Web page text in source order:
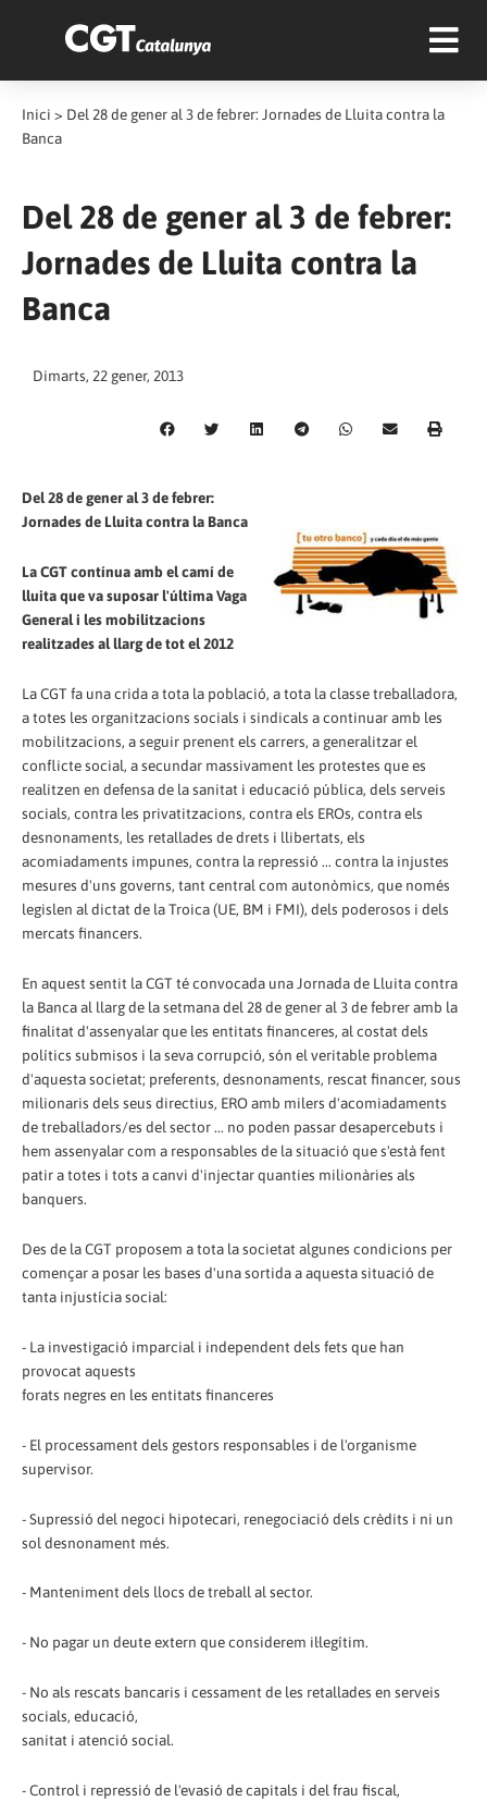
Inici > Del 28 de gener al 3 de febrer: Jornades de Lluita contra la
Banca
Del 28 de gener al 3 de febrer:
Jornades de Lluita contra la
Banca
Dimarts, 22 gener, 2013
Del 28 de gener al 3 de febrer:
Jornades de Lluita contra la Banca
La CGT contínua amb el camí de
lluita que va suposar l'última Vaga
General i les mobilitzacions
realitzades al llarg de tot el 2012
La CGT fa una crida a tota la població, a tota la classe treballadora,
a totes les organitzacions socials i sindicals a continuar amb les
mobilitzacions, a seguir prenent els carrers, a generalitzar el
conflicte social, a secundar massivament les protestes que es
realitzen en defensa de la sanitat i educació pública, dels serveis
socials, contra les privatitzacions, contra els EROs, contra els
desnonaments, les retallades de drets i llibertats, els
acomiadaments impunes, contra la repressió ... contra la injustes
mesures d'uns governs, tant central com autonòmics, que només
legislen al dictat de la Troica (UE, BM i FMI), dels poderosos i dels
mercats financers.
En aquest sentit la CGT té convocada una Jornada de Lluita contra
la Banca al llarg de la setmana del 28 de gener al 3 de febrer amb la
finalitat d'assenyalar que les entitats financeres, al costat dels
polítics submisos i la seva corrupció, són el veritable problema
d'aquesta societat; preferents, desnonaments, rescat financer, sous
milionaris dels seus directius, ERO amb milers d'acomiadaments
de treballadors/es del sector ... no poden passar desapercebuts i
hem assenyalar com a responsables de la situació que s'està fent
patir a totes i tots a canvi d'injectar quanties milionàries als
banquers.
Des de la CGT proposem a tota la societat algunes condicions per
començar a posar les bases d'una sortida a aquesta situació de
tanta injustícia social:
- La investigació imparcial i independent dels fets que han
provocat aquests
forats negres en les entitats financeres
- El processament dels gestors responsables i de l'organisme
supervisor.
- Supressió del negoci hipotecari, renegociació dels crèdits i ni un
sol desnonament més.
- Manteniment dels llocs de treball al sector.
- No pagar un deute extern que considerem il·legítim.
- No als rescats bancaris i cessament de les retallades en serveis
socials, educació,
sanitat i atenció social.
- Control i repressió de l'evasió de capitals i del frau fiscal,